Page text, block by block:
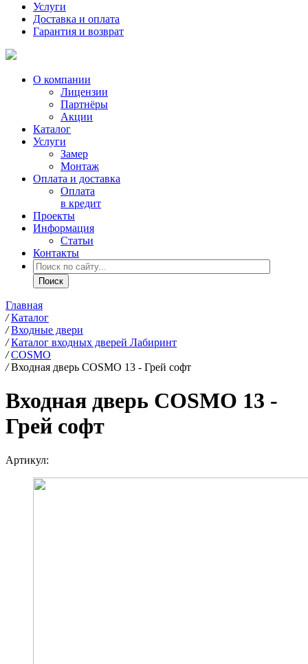
Услуги
Доставка и оплата
Гарантия и возврат
О компании
Лицензии
Партнёры
Акции
Каталог
Услуги
Замер
Монтаж
Оплата и доставка
Оплата
в кредит
Проекты
Информация
Статьи
Контакты
Главная
/ Каталог
/ Входные двери
/ Каталог входных дверей Лабиринт
/ COSMO
/ Входная дверь COSMO 13 - Грей софт
Входная дверь COSMO 13 -
Грей софт
Артикул: